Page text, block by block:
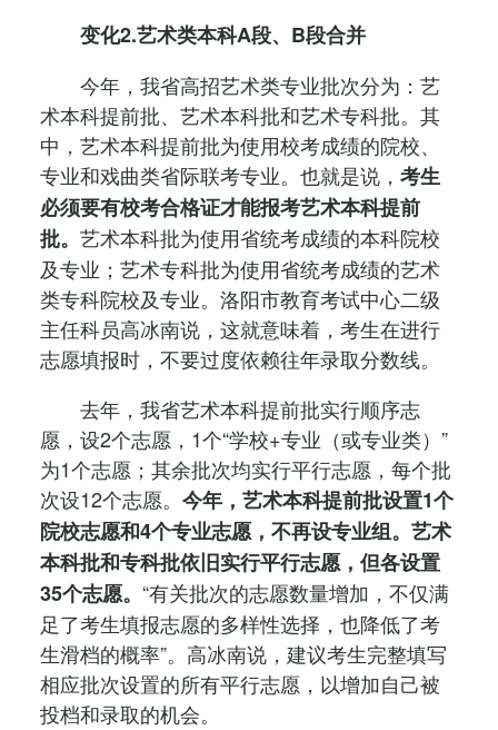
变化2.艺术类本科A段、B段合并
今年，我省高招艺术类专业批次分为：艺
术本科提前批、艺术本科批和艺术专科批。其
中，艺术本科提前批为使用校考成绩的院校、
专业和戏曲类省际联考专业。也就是说， 考生
必须要有校考合格证才能报考艺术本科提前
批。 艺术本科批为使用省统考成绩的本科院校
及专业；艺术专科批为使用省统考成绩的艺术
类专科院校及专业。洛阳市教育考试中心二级
主任科员高冰南说，这就意味着，考生在进行
志愿填报时，不要过度依赖往年录取分数线。
去年，我省艺术本科提前批实行顺序志
愿，设2个志愿，1个“学校+专业（或专业类）”
为1个志愿；其余批次均实行平行志愿，每个批
次设12个志愿。 今年，艺术本科提前批设置1个
院校志愿和4个专业志愿，不再设专业组。艺术
本科批和专科批依旧实行平行志愿，但各设置
35个志愿。 “有关批次的志愿数量增加，不仅满
足了考生填报志愿的多样性选择，也降低了考
生滑档的概率”。高冰南说，建议考生完整填写
相应批次设置的所有平行志愿，以增加自己被
投档和录取的机会。